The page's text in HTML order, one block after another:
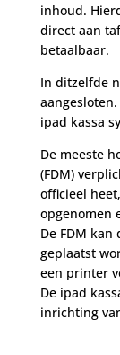
inhoud.
direct aan
betaalbaar.
In ditzelfde
ipad kassa
De meeste
(FDM)
officieel
opgenomen
De FDM
geplaatst
een printer
De ipad
inrichting